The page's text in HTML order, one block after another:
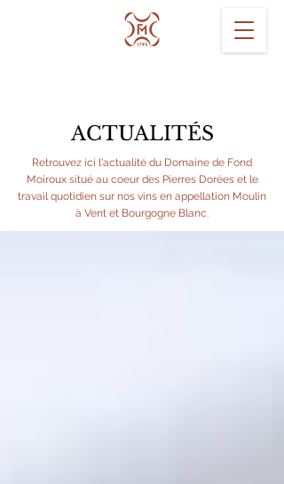
ACTUALITÉS
Retrouvez ici l'actualité du Domaine de Fond
Moiroux situé au coeur des Pierres Dorées et le
travail quotidien sur nos vins en appellation Moulin
à Vent et Bourgogne Blanc.